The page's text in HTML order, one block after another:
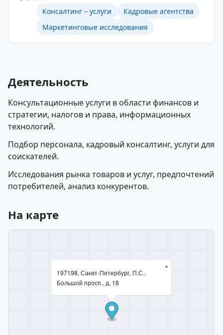
Консалтинг – услуги
Кадровые агентства
Маркетинговые исследования
Деятельность
Консультационные услуги в области финансов и
стратегии, налогов и права, информационных
технологий.
Подбор персонала, кадровый консалтинг, услуги для
соискателей.
Исследования рынка товаров и услуг, предпочтений
потребителей, анализ конкурентов.
На карте
197198, Санкт-Петербург, П.С.,
Большой просп., д. 18
×